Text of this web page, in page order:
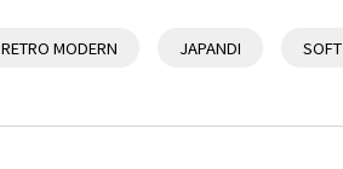
RETRO MODERN JAPANDI SOFT